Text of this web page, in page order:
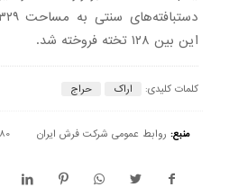
این بین ۱۲۸ تخته فروخته شد.
کلمات کلیدی: اراک حراج
منبع: روابط عمومی شرکت فرش ایران 1480